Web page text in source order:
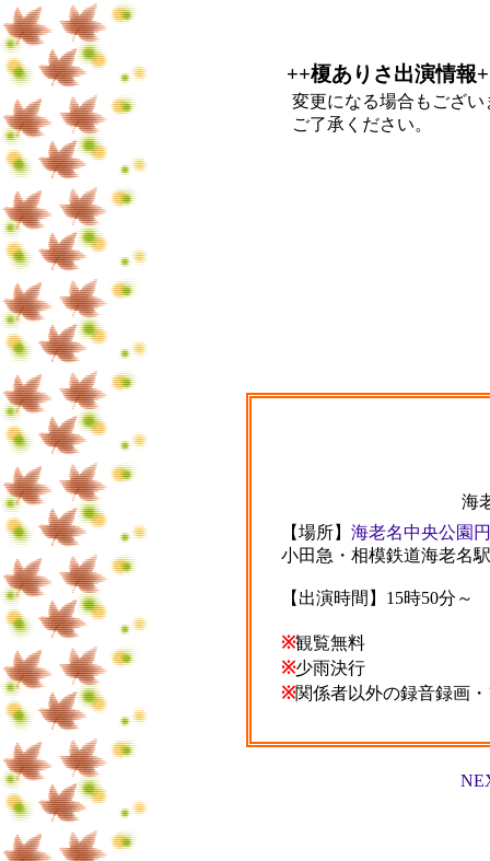
++榎ありさ出演情報
変更になる場合もござい
ご了承ください。
海
【場所】 海老名中央公園
小田急・相模鉄道海老名
【出演時間】15時50分～
※観覧無料
※少雨決行
※関係者以外の録音録画